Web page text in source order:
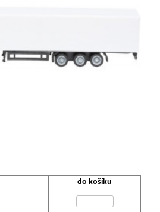
do košíku